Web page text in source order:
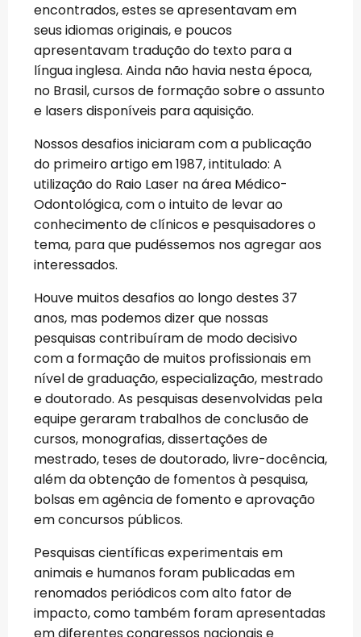
encontrados, estes se apresentavam em
seus idiomas originais, e poucos
apresentavam tradução do texto para a
língua inglesa. Ainda não havia nesta época,
no Brasil, cursos de formação sobre o assunto
e lasers disponíveis para aquisição.
Nossos desafios iniciaram com a publicação
do primeiro artigo em 1987, intitulado: A
utilização do Raio Laser na área Médico-
Odontológica, com o intuito de levar ao
conhecimento de clínicos e pesquisadores o
tema, para que pudéssemos nos agregar aos
interessados.
Houve muitos desafios ao longo destes 37
anos, mas podemos dizer que nossas
pesquisas contribuíram de modo decisivo
com a formação de muitos profissionais em
nível de graduação, especialização, mestrado
e doutorado. As pesquisas desenvolvidas pela
equipe geraram trabalhos de conclusão de
cursos, monografias, dissertações de
mestrado, teses de doutorado, livre-docência,
além da obtenção de fomentos à pesquisa,
bolsas em agência de fomento e aprovação
em concursos públicos.
Pesquisas científicas experimentais em
animais e humanos foram publicadas em
renomados periódicos com alto fator de
impacto, como também foram apresentadas